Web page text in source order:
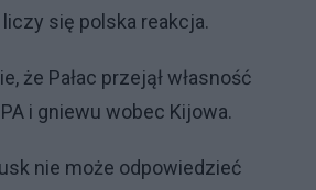
się polska reakcja.
że Pałac przejął własność
i gniewu wobec Kijowa.
nie może odpowiedzieć